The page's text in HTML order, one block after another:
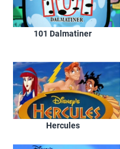
101 Dalmatiner
Hercules